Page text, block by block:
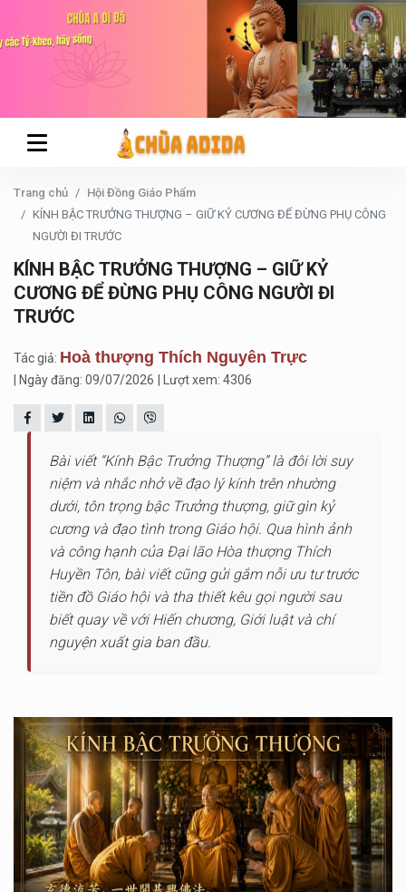
Trang chủ
Hội Đồng Giáo Phẩm
KÍNH BẬC TRƯỞNG THƯỢNG – GIỮ KỶ CƯƠNG ĐỂ ĐỪNG PHỤ CÔNG
NGƯỜI ĐI TRƯỚC
KÍNH BẬC TRƯỞNG THƯỢNG – GIỮ KỶ
CƯƠNG ĐỂ ĐỪNG PHỤ CÔNG NGƯỜI ĐI
TRƯỚC
Tác giả: Hoà thượng Thích Nguyên Trực
| Ngày đăng: 09/07/2026 | Lượt xem: 4306
Bài viết “Kính Bậc Trưởng Thượng” là đôi lời suy
niệm và nhắc nhở về đạo lý kính trên nhường
dưới, tôn trọng bậc Trưởng thượng, giữ gìn kỷ
cương và đạo tình trong Giáo hội. Qua hình ảnh
và công hạnh của Đại lão Hòa thượng Thích
Huyền Tôn, bài viết cũng gửi gắm nỗi ưu tư trước
tiền đồ Giáo hội và tha thiết kêu gọi người sau
biết quay về với Hiến chương, Giới luật và chí
nguyện xuất gia ban đầu.